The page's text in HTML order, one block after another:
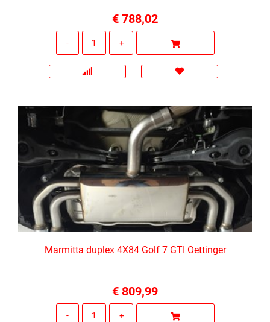
€ 788,02
Marmitta duplex 4X84 Golf 7 GTI Oettinger
€ 809,99